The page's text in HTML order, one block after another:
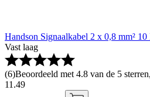
Handson Signaalkabel 2 x 0,8 mm²
Vast laag
(6)Beoordeeld met 4.8 van de 5
11 .49